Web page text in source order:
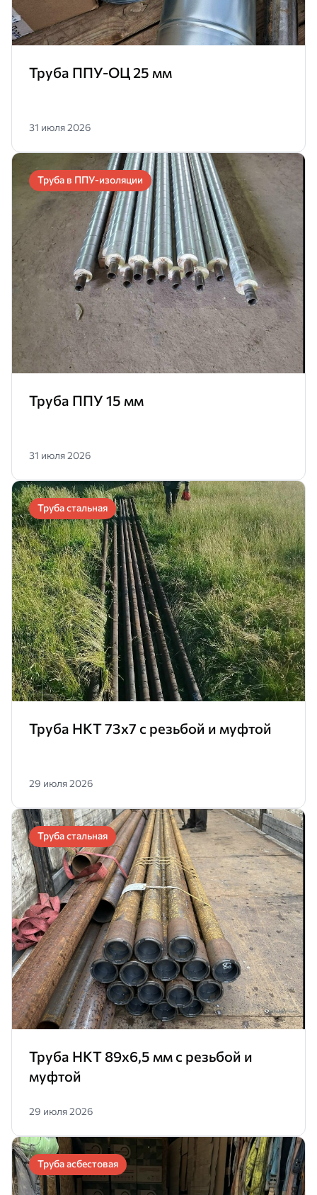
Труба ППУ-ОЦ 25 мм
31 июля 2026
Труба в ППУ-изоляции
Труба ППУ 15 мм
31 июля 2026
Труба стальная
Труба НКТ 73х7 с резьбой и муфтой
29 июля 2026
Труба стальная
Труба НКТ 89х6,5 мм с резьбой и
муфтой
29 июля 2026
Труба асбестовая